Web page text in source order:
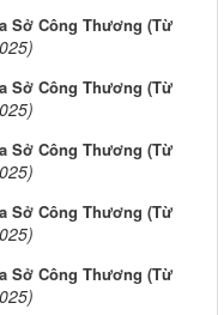
Sở Công Thương (Từ
Sở Công Thương (Từ
Sở Công Thương (Từ
Sở Công Thương (Từ
Sở Công Thương (Từ